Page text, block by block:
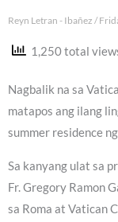
Reyn Letran - Ibañez
1,250 total
Nagbalik na sa
matapos ang ilang
summer residence
Sa kanyang ulat sa
Fr. Gregory Ramon
sa Roma at Vatican